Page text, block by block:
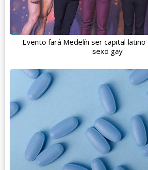
Evento fará Medelín ser capital
sexo gay